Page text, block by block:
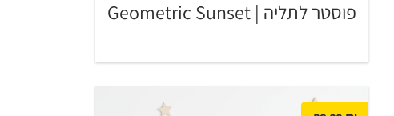
פוסטר לתליה | Geometric Sunset